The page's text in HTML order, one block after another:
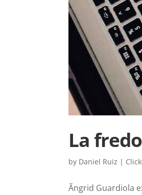
La
by Daniel Ruiz |
Ãngrid Guardiola